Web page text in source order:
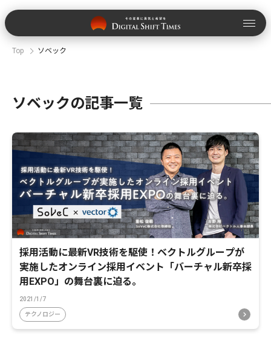
Top ソベック
ソベックの記事一覧
採用活動に最新VR技術を駆使！ベクトルグループが
実施したオンライン採用イベント「バーチャル新卒採
用EXPO」の舞台裏に迫る。
2021/1/7
テクノロジー